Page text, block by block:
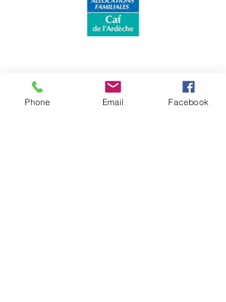
Phone Email Facebook